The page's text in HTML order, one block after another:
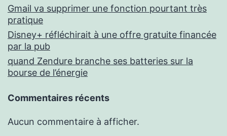
Gmail va supprimer une fonction pourtant très
pratique
Disney+ réfléchirait à une offre gratuite financée
par la pub
quand Zendure branche ses batteries sur la
bourse de l’énergie
Commentaires récents
Aucun commentaire à afficher.